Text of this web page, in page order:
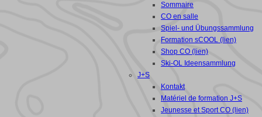
Sommaire
CO en salle
Spiel- und Übungssammlung
Formation sCOOL (lien)
Shop CO (lien)
Ski-OL Ideensammlung
J+S
Kontakt
Matériel de formation J+S
Jeunesse et Sport CO (lien)